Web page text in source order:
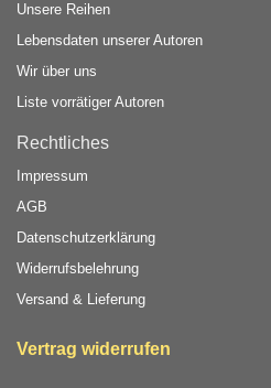
Unsere Reihen
Lebensdaten unserer Autoren
Wir über uns
Liste vorrätiger Autoren
Rechtliches
Impressum
AGB
Datenschutzerklärung
Widerrufsbelehrung
Versand & Lieferung
Vertrag widerrufen